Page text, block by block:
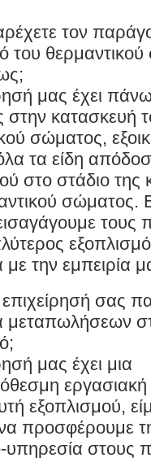
τον
του
μας έχει
στην κατασκευή
σώματος,
τα είδη
στο στάδιο της
σώματος.
τους
την εμπειρία
σας
μεταπωλήσεων
μας έχει μια
εξοπλισμού,
να προσφέρουμε
στους